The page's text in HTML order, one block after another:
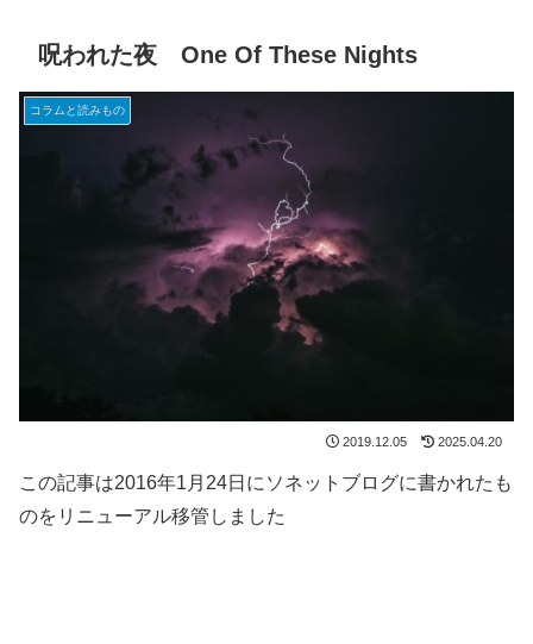
呪われた夜 One Of These Nights
コラムと読みもの
2019.12.05 2025.04.20
この記事は2016年1月24日にソネットブログに書かれたも
のをリニューアル移管しました